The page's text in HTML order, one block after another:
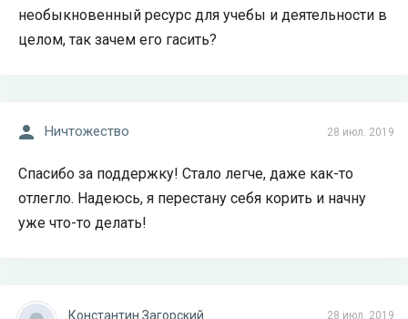
необыкновенный ресурс для учебы и деятельности в
целом, так зачем его гасить?
28 июл. 2019
Ничтожество
Спасибо за поддержку! Стало легче, даже как-то
отлегло. Надеюсь, я перестану себя корить и начну
уже что-то делать!
28 июл. 2019
Константин Загорский